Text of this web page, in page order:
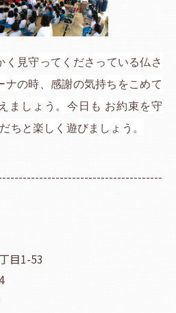
く見守ってくださっている仏さ
ナの時、感謝の気持ちをこめて
ましょう。今日も お約束を守
ちと楽しく遊びましょう。
目1-53